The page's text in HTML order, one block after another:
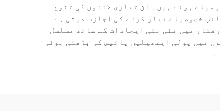
ہوئے ہیں۔ ان تیاری لائنوں کی تنوع
خصوصیات تیار کرنے کی اجازت دیتی ہے۔
میں نئی نئی ایجادات کے ساتھ مسلسل
میں پولی ایتھیلین پائپس کی بڑھتی ہوئی